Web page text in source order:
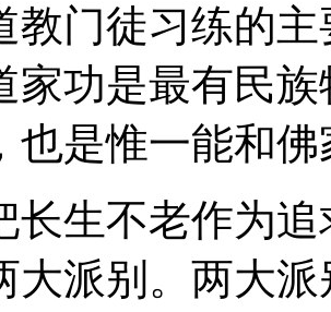
教门徒习练的
家功是最有民
也是惟一能和
长生不老作为
大派别。两大